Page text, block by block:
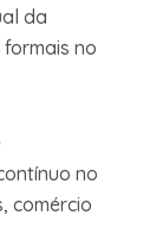
da
formais no
no
comércio